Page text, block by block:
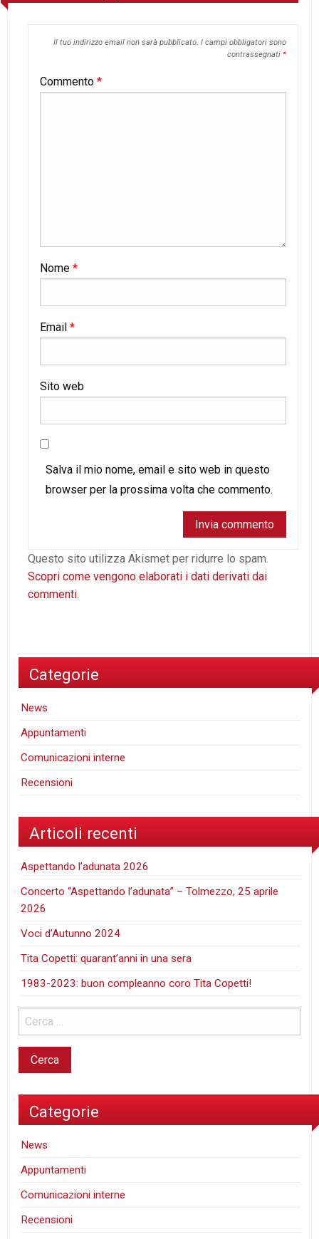
Il tuo indirizzo email non sarà pubblicato. I campi obbligatori sono
contrassegnati *
Commento *
Nome *
Email *
Sito web
Salva il mio nome, email e sito web in questo
browser per la prossima volta che commento.
Questo sito utilizza Akismet per ridurre lo spam.
Scopri come vengono elaborati i dati derivati dai
commenti.
Categorie
News
Appuntamenti
Comunicazioni interne
Recensioni
Articoli recenti
Aspettando l’adunata 2026
Concerto “Aspettando l’adunata” – Tolmezzo, 25 aprile
2026
Voci d’Autunno 2024
Tita Copetti: quarant’anni in una sera
1983-2023: buon compleanno coro Tita Copetti!
Categorie
News
Appuntamenti
Comunicazioni interne
Recensioni